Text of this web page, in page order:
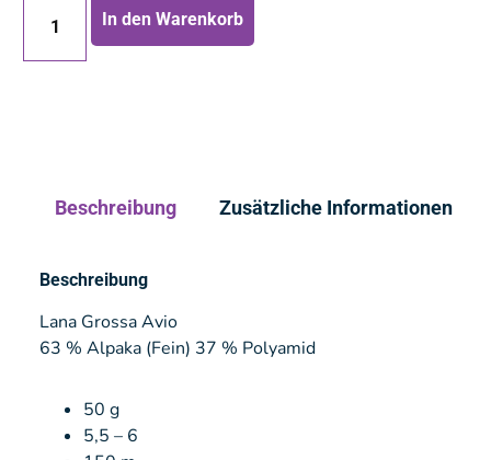
In den Warenkorb
Beschreibung Zusätzliche Informationen
Beschreibung
Lana Grossa Avio
63 % Alpaka (Fein) 37 % Polyamid
50 g
5,5 – 6